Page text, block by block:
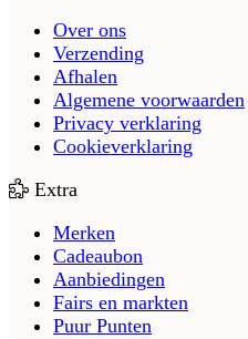
Over ons
Verzending
Afhalen
Algemene voorwaarden
Privacy verklaring
Cookieverklaring
Extra
Merken
Cadeaubon
Aanbiedingen
Fairs en markten
Puur Punten